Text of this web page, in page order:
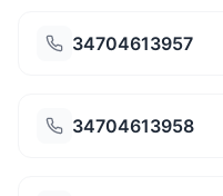
34704613957
34704613958